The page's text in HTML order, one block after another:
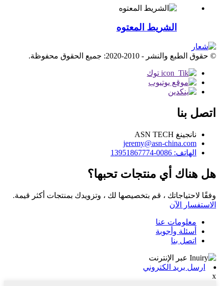
الشريط المعتوه
© حقوق الطبع والنشر - 2010-2020: جميع الحقوق محفوظة.
اتصل بنا
نانجينغ ASN TECH
jeremy@asn-china.com
الهاتف: 0086-13951867774
هل هناك أي منتجات تحبها؟
وفقًا لاحتياجاتك ، قم بتخصيصها لك ، وتزويدك بمنتجات أكثر قيمة.
الاستفسار الآن
معلومات عنا
أسئلة وأجوبة
اتصل بنا
ارسل بريد الكتروني
x